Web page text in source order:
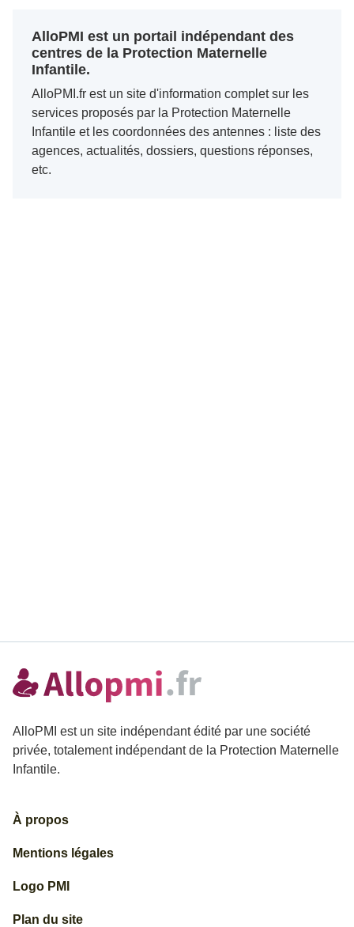
AlloPMI est un portail indépendant des
centres de la Protection Maternelle
Infantile.
AlloPMI.fr est un site d'information complet sur les
services proposés par la Protection Maternelle
Infantile et les coordonnées des antennes : liste des
agences, actualités, dossiers, questions réponses,
etc.
AlloPMI est un site indépendant édité par une société
privée, totalement indépendant de la Protection Maternelle
Infantile.
À propos
Mentions légales
Logo PMI
Plan du site